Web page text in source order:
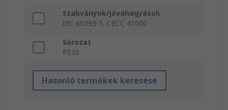
Szabványok/jóváhagyások
IEC 60393-1, CECC 41000
Sorozat
PE30
Hasonló termékek keresése